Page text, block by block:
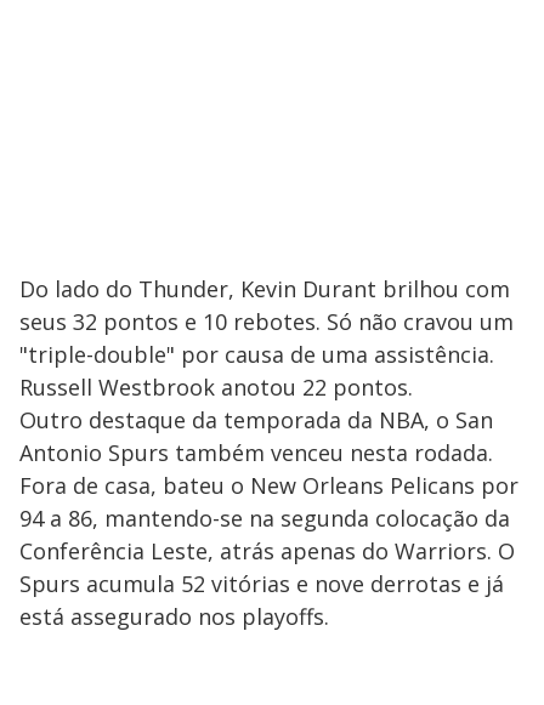
Do lado do Thunder, Kevin Durant brilhou com
seus 32 pontos e 10 rebotes. Só não cravou um
"triple-double" por causa de uma assistência.
Russell Westbrook anotou 22 pontos.
Outro destaque da temporada da NBA, o San
Antonio Spurs também venceu nesta rodada.
Fora de casa, bateu o New Orleans Pelicans por
94 a 86, mantendo-se na segunda colocação da
Conferência Leste, atrás apenas do Warriors. O
Spurs acumula 52 vitórias e nove derrotas e já
está assegurado nos playoffs.